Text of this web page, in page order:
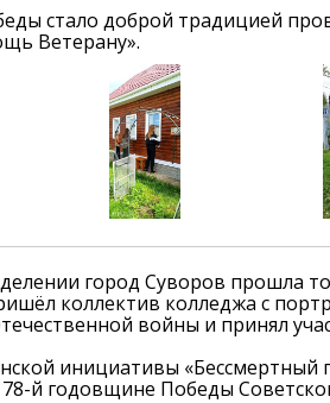
стало доброй традицией
Ветерану».
город Суворов прошла
коллектив колледжа с
войны и принял
инициативы «Бессмертный
й годовщине Победы